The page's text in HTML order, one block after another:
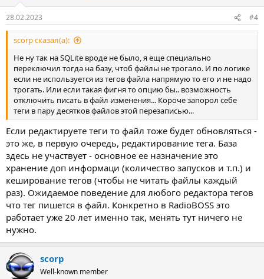
28.02.2023 #4
scorp сказал(а):
Не ну так на SQLite вроде не было, я еще специально
переключил тогда на базу, чтоб файлы не трогало. И по логике
если не используется из тегов файла напрямую то его и не надо
трогать. Или если такая фигня то опцию бы.. возможность
отключить писать в файл изменения... Короче запорол себе
теги в пару десятков файлов этой перезаписью...
Если редактируете теги то файл тоже будет обновляться -
это же, в первую очередь, редактирование тега. База
здесь не участвует - основное ее назначение это
хранение доп информаци (количество запусков и т.п.) и
кеширование тегов (чтобы не читать файлы каждый
раз). Ожидаемое поведение для любого редактора тегов
что тег пишется в файл. Конкретно в RadioBOSS это
работает уже 20 лет именно так, менять тут ничего не
нужно.
scorp
Well-known member